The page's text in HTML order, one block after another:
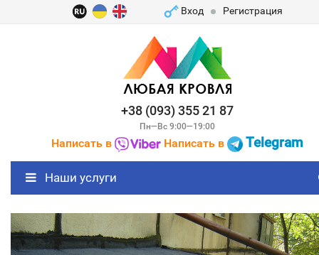
Вход Регистрация
+38 (093) 355 21 87
Пн—Вс 9:00—19:00
Написать в Написать в Telegram
Наши услуги